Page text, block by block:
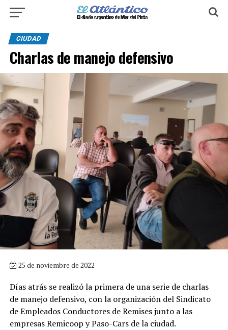
CIUDAD
Charlas de manejo defensivo
25 de noviembre de 2022
Días atrás se realizó la primera de una serie de charlas
de manejo defensivo, con la organización del Sindicato
de Empleados Conductores de Remises junto a las
empresas Remicoop y Paso-Cars de la ciudad.